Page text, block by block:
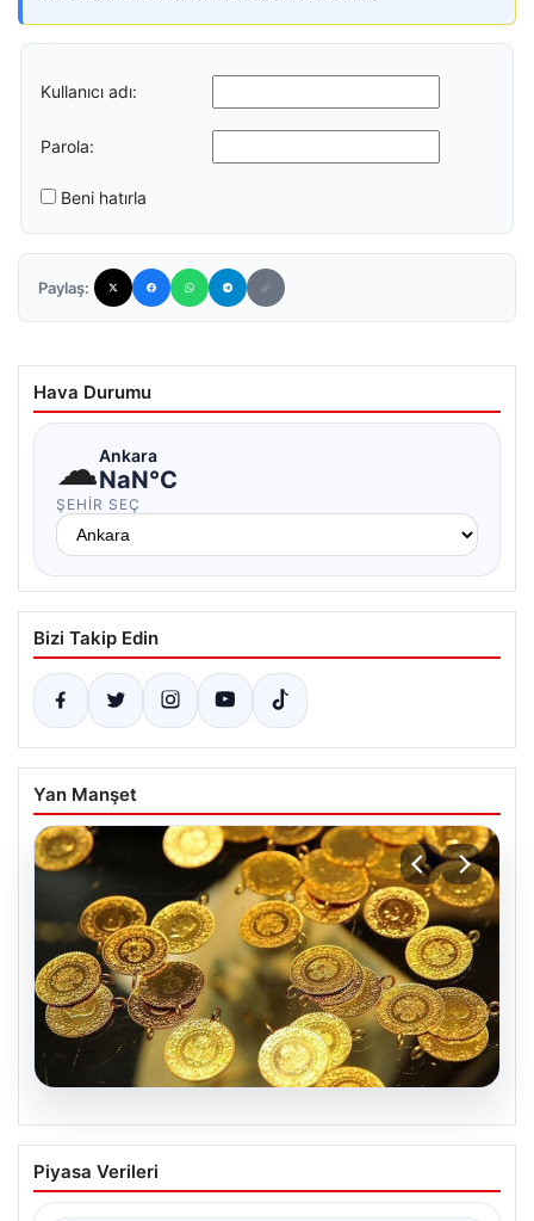
Kullanıcı adı:
Parola:
Beni hatırla
Paylaş:
Hava Durumu
☁Ankara
NaN°C
ŞEHIR SEÇ
Bizi Takip Edin
Yan Manşet
05.08.2026
7 Nisan 2026 Güncel Altın Fiyatları ve
Analizi
Piyasa Verileri